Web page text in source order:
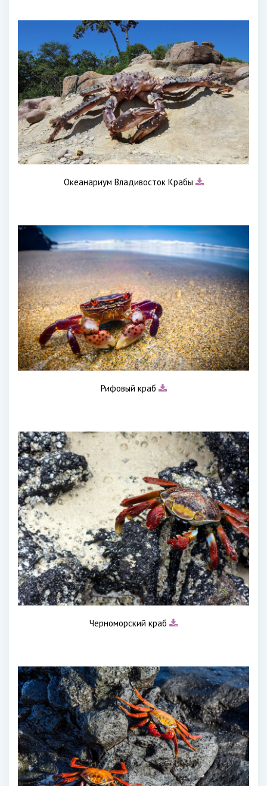
Океанариум Владивосток Крабы
Рифовый краб
Черноморский краб